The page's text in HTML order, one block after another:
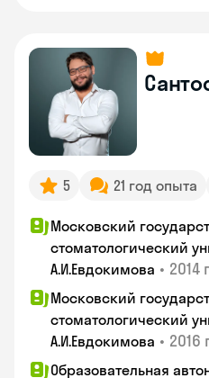
5 21 год опыта
Московский
стоматологический
А.И.Евдокимова • 2014
Московский
стоматологический
А.И.Евдокимова • 2016
Образовательная